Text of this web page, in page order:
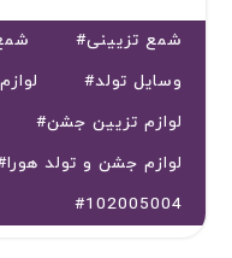
#شمع تزیینی
#وسایل تولد
#لوازم تزیین جشن
#لوازم جشن و تولد هورا
#102005004